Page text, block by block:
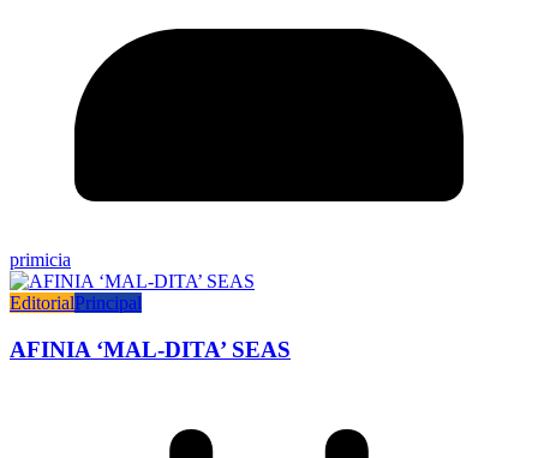
primicia
EditorialPrincipal
AFINIA ‘MAL-DITA’ SEAS